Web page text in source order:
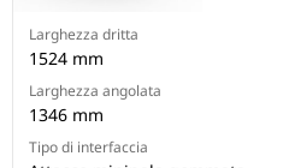
Larghezza dritta
1524 mm
Larghezza angolata
1346 mm
Tipo di interfaccia